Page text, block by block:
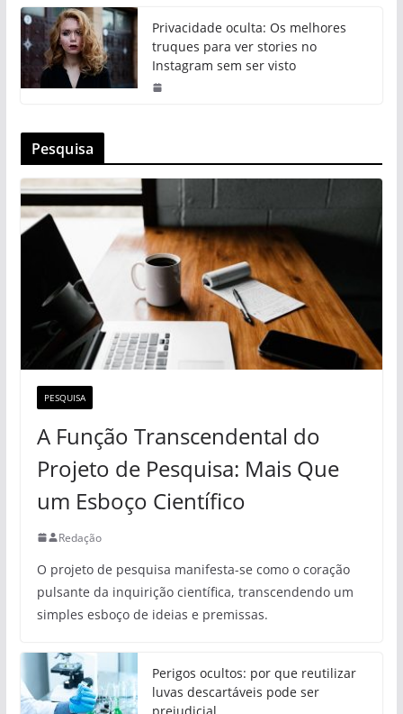
Privacidade oculta: Os melhores
truques para ver stories no
Instagram sem ser visto
Pesquisa
PESQUISA
A Função Transcendental do
Projeto de Pesquisa: Mais Que
um Esboço Científico
Redação
O projeto de pesquisa manifesta-se como o coração
pulsante da inquirição científica, transcendendo um
simples esboço de ideias e premissas.
Perigos ocultos: por que reutilizar
luvas descartáveis pode ser
prejudicial